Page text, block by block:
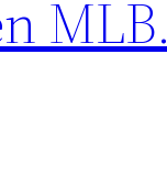
MLB.